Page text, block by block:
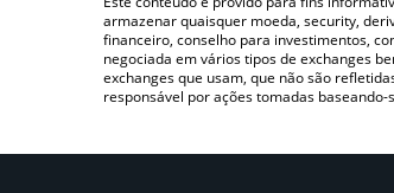
armazenar quaisquer moeda, security,
financeiro, conselho para investimentos,
negociada em vários tipos de exchanges
exchanges que usam, que não são
responsável por ações tomadas